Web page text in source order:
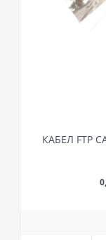
КАБЕЛ FTP